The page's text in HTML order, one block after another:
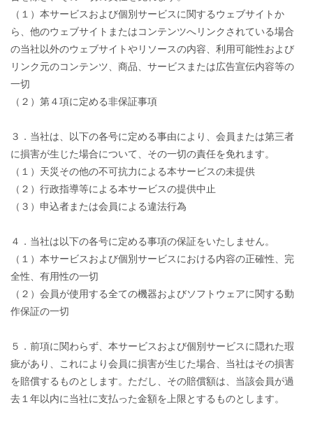
（１）本サービスおよび個別サービスに関するウェブサイトか
ら、他のウェブサイトまたはコンテンツへリンクされている場合
の当社以外のウェブサイトやリソースの内容、利用可能性および
リンク元のコンテンツ、商品、サービスまたは広告宣伝内容等の
一切
（２）第４項に定める非保証事項
３．当社は、以下の各号に定める事由により、会員または第三者
に損害が生じた場合について、その一切の責任を免れます。
（１）天災その他の不可抗力による本サービスの未提供
（２）行政指導等による本サービスの提供中止
（３）申込者または会員による違法行為
４．当社は以下の各号に定める事項の保証をいたしません。
（１）本サービスおよび個別サービスにおける内容の正確性、完
全性、有用性の一切
（２）会員が使用する全ての機器およびソフトウェアに関する動
作保証の一切
５．前項に関わらず、本サービスおよび個別サービスに隠れた瑕
疵があり、これにより会員に損害が生じた場合、当社はその損害
を賠償するものとします。ただし、その賠償額は、当該会員が過
去１年以内に当社に支払った金額を上限とするものとします。